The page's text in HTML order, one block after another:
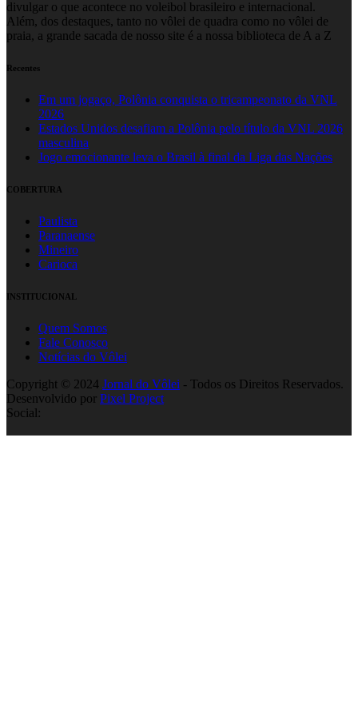
divulgar o que acontece no voleibol brasileiro e internacional.
Além, dos destaques, tanto no vôlei de quadra como no vôlei de
praia, a grande sacada de nosso site é a nossa biblioteca de A a Z
Recentes
Em um jogaço, Polônia conquista o tricampeonato da VNL
2026
Estados Unidos desafiam a Polônia pelo título da VNL 2026
masculina
Jogo emocionante leva o Brasil à final da Liga das Nações
COBERTURA
Paulista
Paranaense
Mineiro
Carioca
INSTITUCIONAL
Quem Somos
Fale Conosco
Notícias do Vôlei
Copyright © 2024 Jornal do Vôlei - Todos os Direitos Reservados.
Desenvolvido por Pixel Project
Social: